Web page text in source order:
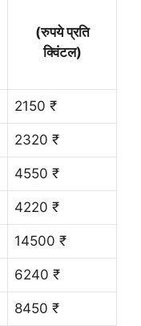
(रुपये प्रति
क्विंटल)
2150 ₹
2320 ₹
4550 ₹
4220 ₹
14500 ₹
6240 ₹
8450 ₹